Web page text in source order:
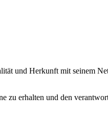
und Herkunft mit seinem
zu erhalten und den